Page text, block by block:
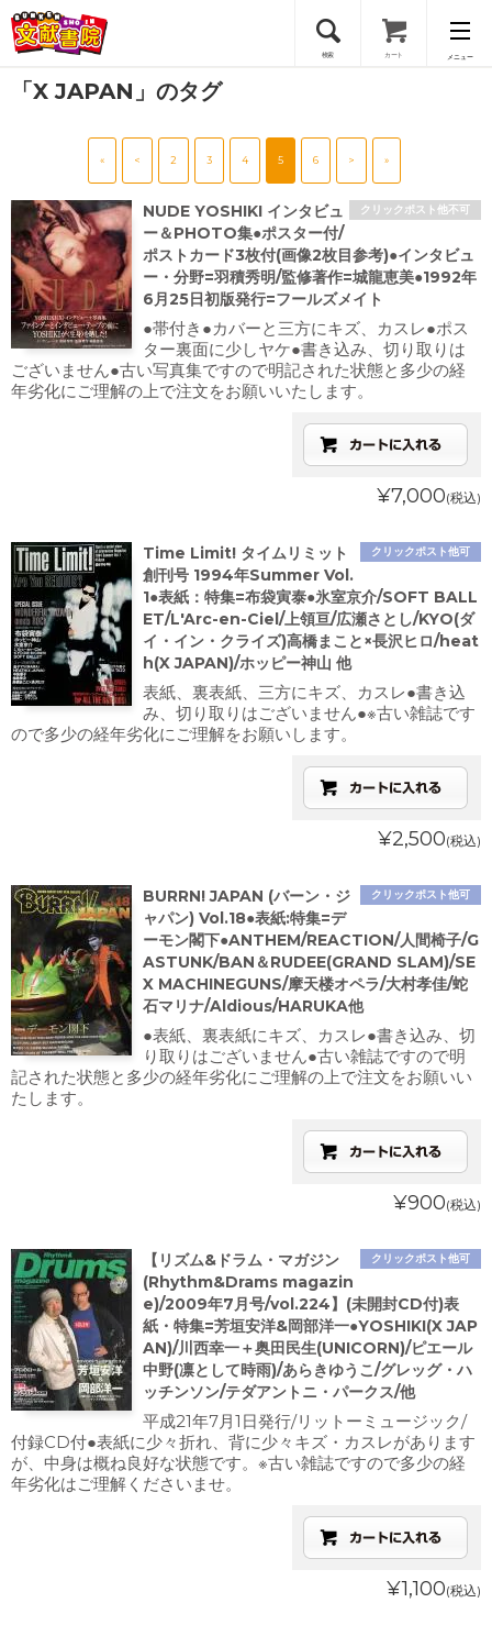
検索 カート メニュー
会員登録
「X JAPAN」のタグ
« < 2 3 4 5 6 > »
クリックポスト他不可
NUDE YOSHIKI インタビュ
ー＆PHOTO集●ポスター付/
ポストカード3枚付(画像2枚目参考)●インタビュ
ー・分野=羽積秀明/監修著作=城龍恵美●1992年
6月25日初版発行=フールズメイト
●帯付き●カバーと三方にキズ、カスレ●ポス
ター裏面に少しヤケ●書き込み、切り取りは
ございません●古い写真集ですので明記された状態と多少の経
年劣化にご理解の上で注文をお願いいたします。
¥7,000(税込)
クリックポスト他可
Time Limit! タイムリミット
創刊号 1994年Summer Vol.
1●表紙：特集=布袋寅泰●氷室京介/SOFT BALL
ET/L'Arc-en-Ciel/上領亘/広瀬さとし/KYO(ダ
イ・イン・クライズ)高橋まこと×長沢ヒロ/heat
h(X JAPAN)/ホッピー神山 他
表紙、裏表紙、三方にキズ、カスレ●書き込
み、切り取りはございません●※古い雑誌です
ので多少の経年劣化にご理解をお願いします。
¥2,500(税込)
クリックポスト他可
BURRN! JAPAN (バーン・ジ
ャパン) Vol.18●表紙:特集=デ
ーモン閣下●ANTHEM/REACTION/人間椅子/G
ASTUNK/BAN＆RUDEE(GRAND SLAM)/SE
X MACHINEGUNS/摩天楼オペラ/大村孝佳/蛇
石マリナ/Aldious/HARUKA他
●表紙、裏表紙にキズ、カスレ●書き込み、切
り取りはございません●古い雑誌ですので明
記された状態と多少の経年劣化にご理解の上で注文をお願いい
たします。
¥900(税込)
クリックポスト他可
【リズム&ドラム・マガジン
(Rhythm&Drams magazin
e)/2009年7月号/vol.224】(未開封CD付)表
紙・特集=芳垣安洋&岡部洋一●YOSHIKI(X JAP
AN)/川西幸一＋奥田民生(UNICORN)/ピエール
中野(凛として時雨)/あらきゆうこ/グレッグ・ハ
ッチンソン/テダアントニ・パークス/他
平成21年7月1日発行/リットーミュージック/
付録CD付●表紙に少々折れ、背に少々キズ・カスレがあります
が、中身は概ね良好な状態です。※古い雑誌ですので多少の経
年劣化はご理解くださいませ。
¥1,100(税込)